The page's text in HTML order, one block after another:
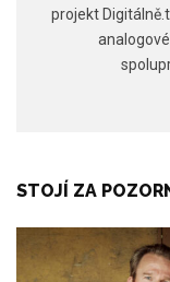
projekt
STOJÍ ZA